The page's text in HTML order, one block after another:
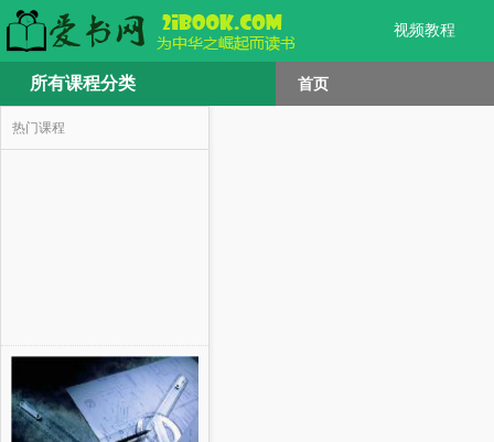
视频教程
所有课程分类 首页
热门课程